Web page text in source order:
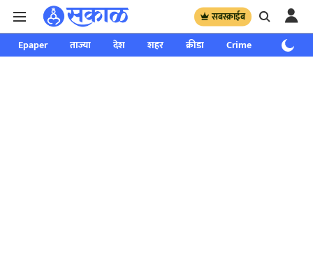
सबस्क्राईब
Epaper ताज्या देश शहर क्रीडा Crime साप्ताहिक